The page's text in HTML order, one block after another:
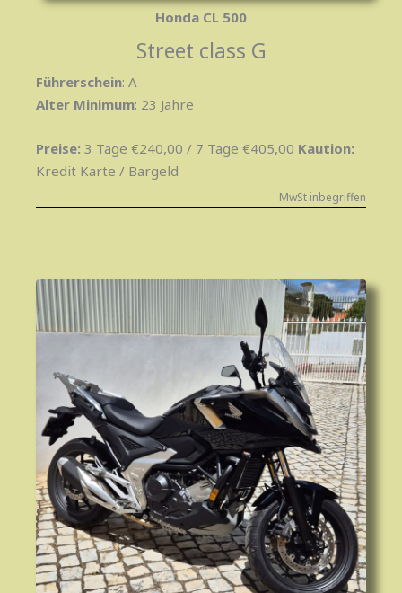
Honda CL 500
Street class G
Führerschein: A
Alter Minimum: 23 Jahre
Preise: 3 Tage €240,00 / 7 Tage €405,00 Kaution:
Kredit Karte / Bargeld
MwSt inbegriffen